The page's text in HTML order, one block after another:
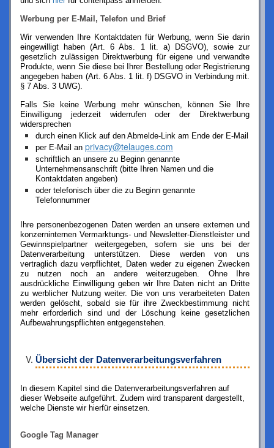
Werbung per E-Mail, Telefon und Brief
Wir verwenden Ihre Kontaktdaten für Werbung, wenn Sie darin
eingewilligt haben (Art. 6 Abs. 1 lit. a) DSGVO), sowie zur
gesetzlich zulässigen Direktwerbung für eigene und verwandte
Produkte, wenn Sie diese bei Ihrer Bestellung oder Registrierung
angegeben haben (Art. 6 Abs. 1 lit. f) DSGVO in Verbindung mit.
§ 7 Abs. 3 UWG).
Falls Sie keine Werbung mehr wünschen, können Sie Ihre
Einwilligung jederzeit widerrufen oder der Direktwerbung
widersprechen
durch einen Klick auf den Abmelde-Link am Ende der E-Mail
per E-Mail an privacy@telauges.com
schriftlich an unsere zu Beginn genannte
Unternehmensanschrift (bitte Ihren Namen und die
Kontaktdaten angeben)
oder telefonisch über die zu Beginn genannte
Telefonnummer
Ihre personenbezogenen Daten werden an unsere externen und
konzerninternen Vermarktungs- und Newsletter-Dienstleister und
Gewinnspielpartner weitergegeben, sofern sie uns bei der
Datenverarbeitung unterstützen. Diese werden von uns
vertraglich dazu verpflichtet, Daten weder zu eigenen Zwecken
zu nutzen noch an andere weiterzugeben. Ohne Ihre
ausdrückliche Einwilligung geben wir Ihre Daten nicht an Dritte
zu werblicher Nutzung weiter. Die von uns verarbeiteten Daten
werden gelöscht, sobald sie für ihre Zweckbestimmung nicht
mehr erforderlich sind und der Löschung keine gesetzlichen
Aufbewahrungspflichten entgegenstehen.
Übersicht der Datenverarbeitungsverfahren
In diesem Kapitel sind die Datenverarbeitungsverfahren auf
dieser Webseite aufgeführt. Zudem wird transparent dargestellt,
welche Dienste wir hierfür einsetzen.
Google Tag Manager